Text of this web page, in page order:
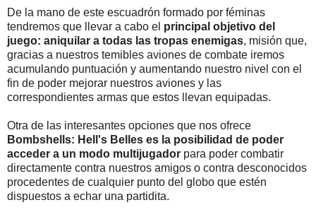
De la mano de este escuadrón formado por féminas
tendremos que llevar a cabo el principal objetivo del
juego: aniquilar a todas las tropas enemigas, misión que,
gracias a nuestros temibles aviones de combate iremos
acumulando puntuación y aumentando nuestro nivel con el
fin de poder mejorar nuestros aviones y las
correspondientes armas que estos llevan equipadas.
Otra de las interesantes opciones que nos ofrece
Bombshells: Hell's Belles es la posibilidad de poder
acceder a un modo multijugador para poder combatir
directamente contra nuestros amigos o contra desconocidos
procedentes de cualquier punto del globo que estén
dispuestos a echar una partidita.